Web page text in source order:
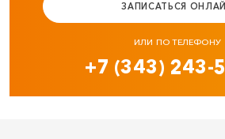
ЗАПИСАТЬСЯ
ИЛИ ПО ТЕЛЕФОНУ
+7 (343) 243-